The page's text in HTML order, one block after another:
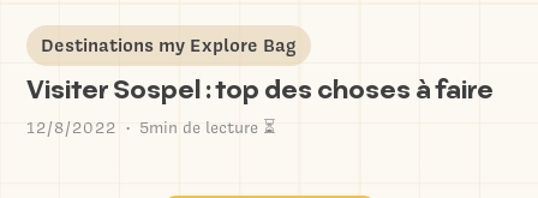
Destinations my Explore Bag
Visiter Sospel : top des choses à faire
12/8/2022 • 5min de lecture ⏳